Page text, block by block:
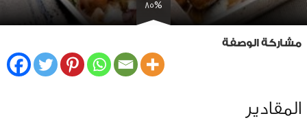
85%
مشاركة الوصفة
المقادير